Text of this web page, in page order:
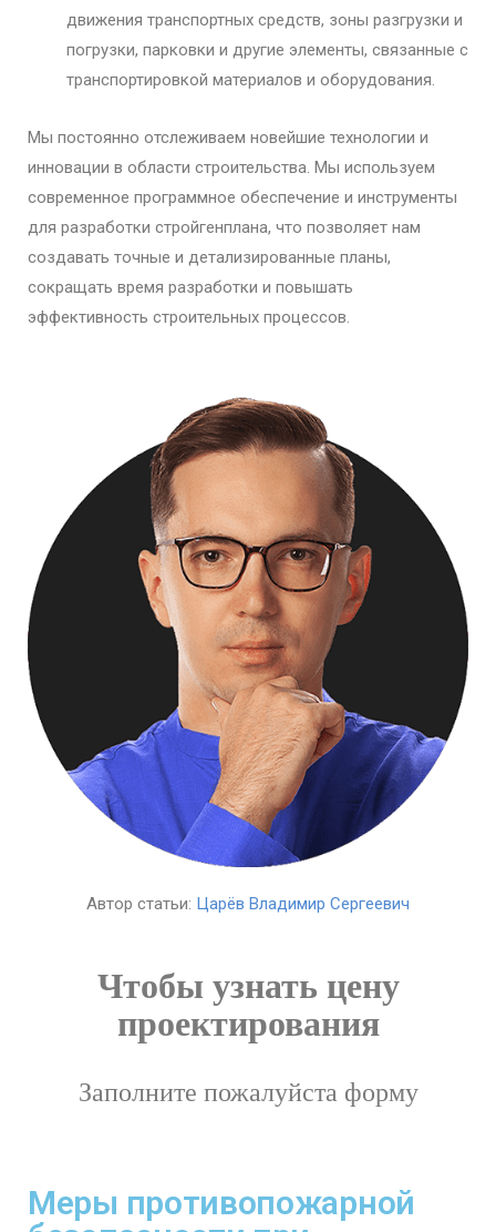
движения транспортных средств, зоны разгрузки и
погрузки, парковки и другие элементы, связанные с
транспортировкой материалов и оборудования.
Мы постоянно отслеживаем новейшие технологии и
инновации в области строительства. Мы используем
современное программное обеспечение и инструменты
для разработки стройгенплана, что позволяет нам
создавать точные и детализированные планы,
сокращать время разработки и повышать
эффективность строительных процессов.
Автор статьи: Царёв Владимир Сергеевич
Чтобы узнать цену
проектирования
Заполните пожалуйста форму
Меры противопожарной